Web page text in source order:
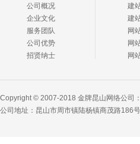
公司概况
企业文化
服务团队
公司优势
招贤纳士
建
建
网
网
网
Copyright © 2007-2018 金牌昆山网络公司
公司地址：昆山市周市镇陆杨镇商茂路